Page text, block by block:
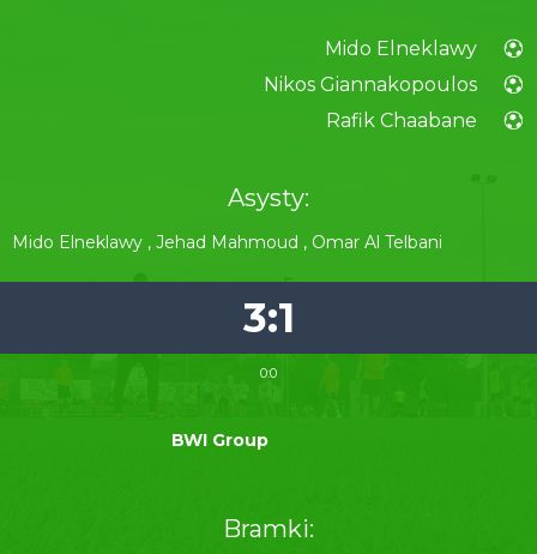
Mido Elneklawy
Nikos Giannakopoulos
Rafik Chaabane
Asysty:
Mido Elneklawy , Jehad Mahmoud , Omar Al Telbani
3:1
0:0
BWI Group
Bramki: